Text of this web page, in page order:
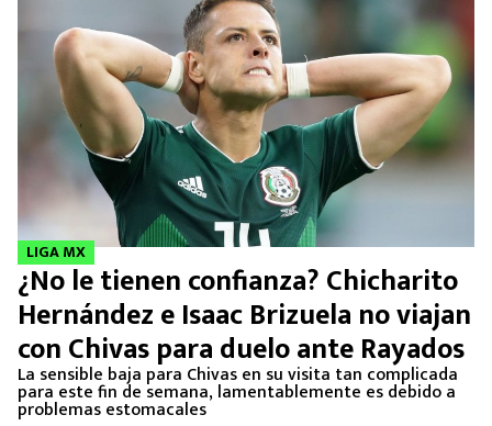
LIGA MX
¿No le tienen confianza? Chicharito
Hernández e Isaac Brizuela no viajan
con Chivas para duelo ante Rayados
La sensible baja para Chivas en su visita tan complicada
para este fin de semana, lamentablemente es debido a
problemas estomacales